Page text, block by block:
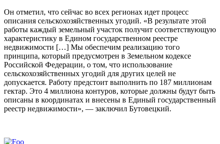
Он отметил, что сейчас во всех регионах идет процесс
описания сельскохозяйственных угодий. «В результате этой
работы каждый земельный участок получит соответствующую
характеристику в Едином государственном реестре
недвижимости […] Мы обеспечим реализацию того
принципа, который предусмотрен в Земельном кодексе
Российской Федерации, о том, что использование
сельскохозяйственных угодий для других целей не
допускается. Работу предстоит выполнить по 187 миллионам
гектар. Это 4 миллиона контуров, которые должны будут быть
описаны в координатах и внесены в Единый государственный
реестр недвижимости», — заключил Бутовецкий.